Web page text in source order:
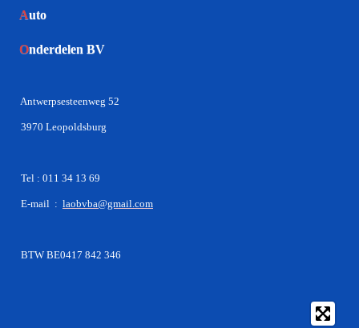
Auto
Onderdelen BV
Antwerpsesteenweg 52
3970 Leopoldsburg
Tel : 011 34 13 69
E-mail : laobvba@gmail.com
BTW BE0417 842 346